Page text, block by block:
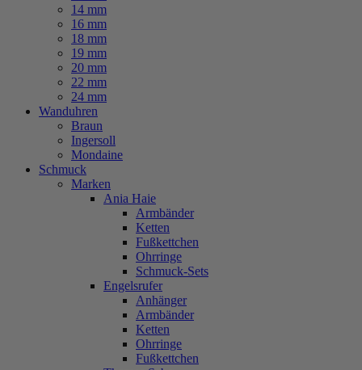
14 mm
16 mm
18 mm
19 mm
20 mm
22 mm
24 mm
Wanduhren
Braun
Ingersoll
Mondaine
Schmuck
Marken
Ania Haie
Armbänder
Ketten
Fußkettchen
Ohrringe
Schmuck-Sets
Engelsrufer
Anhänger
Armbänder
Ketten
Ohrringe
Fußkettchen